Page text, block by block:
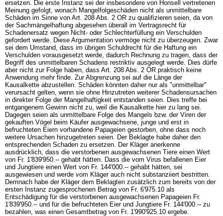
ersetzen. Die erste Instanz sei der insbesondere von Honsell vertretenen
Meinung gefolgt, wonach Mangelfolgeschäden nicht als unmittelbare
Schäden im Sinne von Art. 208 Abs. 2 OR zu qualifizieren seien, da von
der Sachmängelhaftung abgesehen überall im Vertragsrecht für
Schadenersatz wegen Nicht- oder Schlechterfüllung ein Verschulden
gefordert werde. Diese Argumentation vermöge nicht zu überzeugen. Zwar
sei dem Umstand, dass im übrigen Schuldrecht für die Haftung ein
Verschulden vorausgesetzt werde, dadurch Rechnung zu tragen, dass der
Begriff des unmittelbaren Schadens restriktiv ausgelegt werde. Dies dürfe
aber nicht zur Folge haben, dass Art. 208 Abs. 2 OR praktisch keine
Anwendung mehr finde. Zur Abgrenzung sei auf die Länge der
Kausalkette abzustellen. Schäden könnten daher nur als "unmittelbar"
verursacht gelten, wenn sie ohne Hinzutreten weiterer Schadensursachen
in direkter Folge der Mangelhaftigkeit entstanden seien. Dies treffe bei
entgangenem Gewinn nicht zu, weil die Kausalkette hier zu lang sei.
Dagegen seien als unmittelbare Folge des Mangels bzw. der Viren der
gekauften Vögel beim Käufer ausgewachsene, junge und erst in
befruchteten Eiern vorhandene Papageien gestorben, ohne dass noch
weitere Ursachen hinzugetreten seien. Der Beklagte habe daher den
entsprechenden Schaden zu ersetzen. Der Kläger anerkenne
ausdrücklich, dass die verstorbenen ausgewachsenen Tiere einen Wert
von Fr. 1'839'950.-- gehabt hätten. Dass die vom Virus befallenen Eier
und Jungtiere einen Wert von Fr. 144'000.-- gehabt hätten, sei
ausgewiesen und werde vom Kläger auch nicht substanziiert bestritten.
Demnach habe der Kläger dem Beklagten zusätzlich zum bereits von der
ersten Instanz zugesprochenen Betrag von Fr. 6'975.10 als
Entschädigung für die verstorbenen ausgewachsenen Papageien Fr.
1'839'950.-- und für die befruchteten Eier und Jungtiere Fr. 144'000.-- zu
bezahlen, was einen Gesamtbetrag von Fr. 1'990'925.10 ergebe.